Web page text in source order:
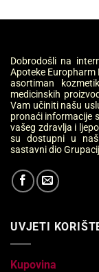
Dobrodošli na
Apoteke
asortiman
medicinskih
Vam učiniti našu
pronaći informacije
vašeg zdravlja i
su dostupni u
sastavni dio
UVJETI
Kupovina